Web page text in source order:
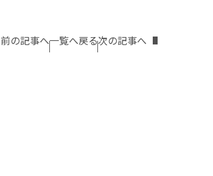
前の記事へ一覧へ戻る次の記事へ